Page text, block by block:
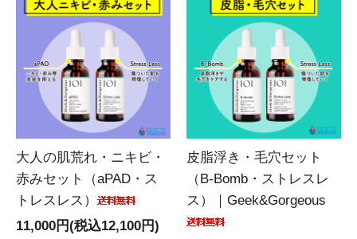
大人の肌荒れ・ニキビ・
赤みセット（aPAD・ス
トレスレス）
11,000円(税込12,100円)
皮脂浮き・毛穴セット
（B-Bomb・ストレスレ
ス）｜Geek&Gorgeous